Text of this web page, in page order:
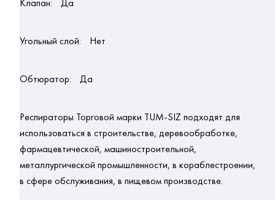
Клапан: Да
Угольный слой: Нет
Обтюратор: Да
Респираторы Торговой марки TUM-SIZ подходят для
использоваться в строительстве, деревообработке,
фармацевтической, машиностроительной,
металлургической промышленности, в кораблестроении,
в сфере обслуживания, в пищевом производстве.